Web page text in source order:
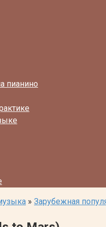
пианино
» Зарубежная